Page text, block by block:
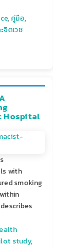
, คู่มือ,
จิตเวช
Hospital
with
smoking
study,